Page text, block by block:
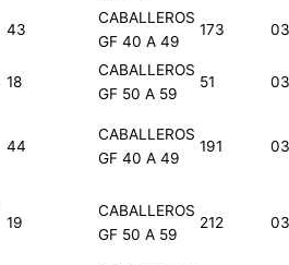
43
CABALLEROS
GF 40 A 49
173
18
CABALLEROS
GF 50 A 59
51
44
CABALLEROS
GF 40 A 49
191
19
CABALLEROS
GF 50 A 59
212